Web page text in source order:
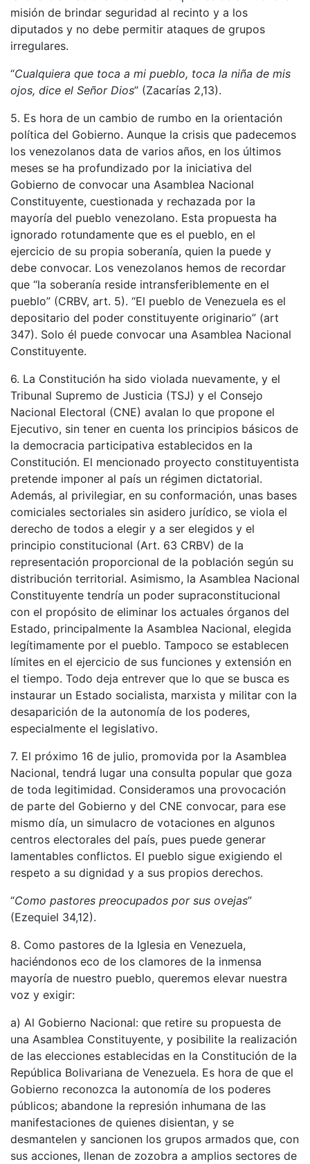
misión de brindar seguridad al recinto y a los
diputados y no debe permitir ataques de grupos
irregulares.
“Cualquiera que toca a mi pueblo, toca la niña de mis
ojos, dice el Señor Dios” (Zacarías 2,13).
5. Es hora de un cambio de rumbo en la orientación
política del Gobierno. Aunque la crisis que padecemos
los venezolanos data de varios años, en los últimos
meses se ha profundizado por la iniciativa del
Gobierno de convocar una Asamblea Nacional
Constituyente, cuestionada y rechazada por la
mayoría del pueblo venezolano. Esta propuesta ha
ignorado rotundamente que es el pueblo, en el
ejercicio de su propia soberanía, quien la puede y
debe convocar. Los venezolanos hemos de recordar
que “la soberanía reside intransferiblemente en el
pueblo” (CRBV, art. 5). “El pueblo de Venezuela es el
depositario del poder constituyente originario” (art
347). Solo él puede convocar una Asamblea Nacional
Constituyente.
6. La Constitución ha sido violada nuevamente, y el
Tribunal Supremo de Justicia (TSJ) y el Consejo
Nacional Electoral (CNE) avalan lo que propone el
Ejecutivo, sin tener en cuenta los principios básicos de
la democracia participativa establecidos en la
Constitución. El mencionado proyecto constituyentista
pretende imponer al país un régimen dictatorial.
Además, al privilegiar, en su conformación, unas bases
comiciales sectoriales sin asidero jurídico, se viola el
derecho de todos a elegir y a ser elegidos y el
principio constitucional (Art. 63 CRBV) de la
representación proporcional de la población según su
distribución territorial. Asimismo, la Asamblea Nacional
Constituyente tendría un poder supraconstitucional
con el propósito de eliminar los actuales órganos del
Estado, principalmente la Asamblea Nacional, elegida
legítimamente por el pueblo. Tampoco se establecen
límites en el ejercicio de sus funciones y extensión en
el tiempo. Todo deja entrever que lo que se busca es
instaurar un Estado socialista, marxista y militar con la
desaparición de la autonomía de los poderes,
especialmente el legislativo.
7. El próximo 16 de julio, promovida por la Asamblea
Nacional, tendrá lugar una consulta popular que goza
de toda legitimidad. Consideramos una provocación
de parte del Gobierno y del CNE convocar, para ese
mismo día, un simulacro de votaciones en algunos
centros electorales del país, pues puede generar
lamentables conflictos. El pueblo sigue exigiendo el
respeto a su dignidad y a sus propios derechos.
“Como pastores preocupados por sus ovejas”
(Ezequiel 34,12).
8. Como pastores de la Iglesia en Venezuela,
haciéndonos eco de los clamores de la inmensa
mayoría de nuestro pueblo, queremos elevar nuestra
voz y exigir:
a) Al Gobierno Nacional: que retire su propuesta de
una Asamblea Constituyente, y posibilite la realización
de las elecciones establecidas en la Constitución de la
República Bolivariana de Venezuela. Es hora de que el
Gobierno reconozca la autonomía de los poderes
públicos; abandone la represión inhumana de las
manifestaciones de quienes disientan, y se
desmantelen y sancionen los grupos armados que, con
sus acciones, llenan de zozobra a amplios sectores de